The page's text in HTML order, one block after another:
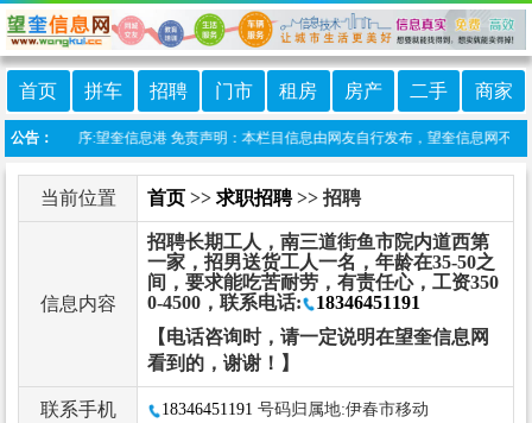
首页 拼车 招聘 门市 租房 房产 二手 商家
公告：
微信小程序:望奎信息港 免责声明：本栏目信息由网友自行发布，望奎信息网不承
当前位置 首页 >> 求职招聘>> 招聘
信息内容
招聘长期工人，南三道街鱼市院内道西第
一家，招男送货工人一名，年龄在35-50之
间，要求能吃苦耐劳，有责任心，工资350
0-4500，联系电话:
18346451191
【电话咨询时，请一定说明在望奎信息网
看到的，谢谢！】
联系手机 18346451191 号码归属地:伊春市移动